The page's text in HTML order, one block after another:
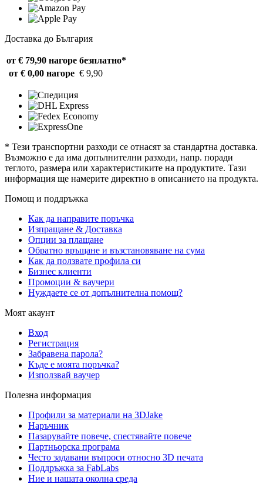
Доставка до България
от € 79,90 нагоре безплатно*
от € 0,00 нагоре € 9,90
* Тези транспортни разходи се отнасят за стандартна доставка.
Възможно е да има допълнителни разходи, напр. поради
теглото, размера или характеристиките на продуктите. Тази
информация ще намерите директно в описанието на продукта.
Помощ и поддръжка
Как да направите поръчка
Изпращане & Доставка
Опции за плащане
Обратно връщане и възстановяване на сума
Как да ползвате профила си
Бизнес клиенти
Промоции & ваучери
Нуждаете се от допълнителна помощ?
Моят акаунт
Вход
Регистрация
Забравена парола?
Къде е моята поръчка?
Използвай ваучер
Полезна информация
Профили за материали на 3DJake
Наръчник
Пазарувайте повече, спестявайте повече
Партньорска програма
Често задавани въпроси относно 3D печата
Поддръжка за FabLabs
Ние и нашата околна среда